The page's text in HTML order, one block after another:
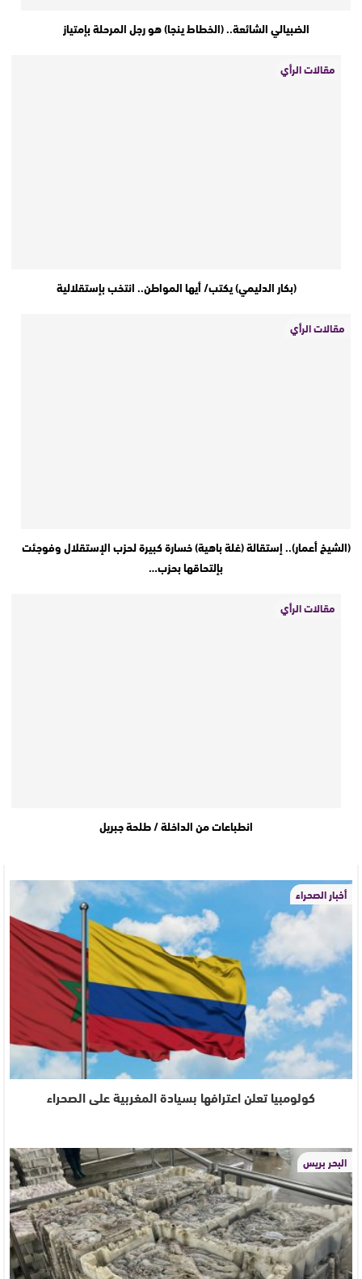
الضبيالي الشائعة.. (الخطاط ينجا) هو رجل المرحلة بإمتياز
مقالات الرأي
(بكار الدليمي) يكتب/ أيها المواطن.. انتخب بإستقلالية
مقالات الرأي
(الشيخ أعمار).. إستقالة (غلة باهية) خسارة كبيرة لحزب الإستقلال وفوجئت
بإلتحاقها بحزب…
مقالات الرأي
انطباعات من الداخلة / طلحة جبريل
أخبار الصحراء
كولومبيا تعلن اعترافها بسيادة المغربية على الصحراء
البحر بريس